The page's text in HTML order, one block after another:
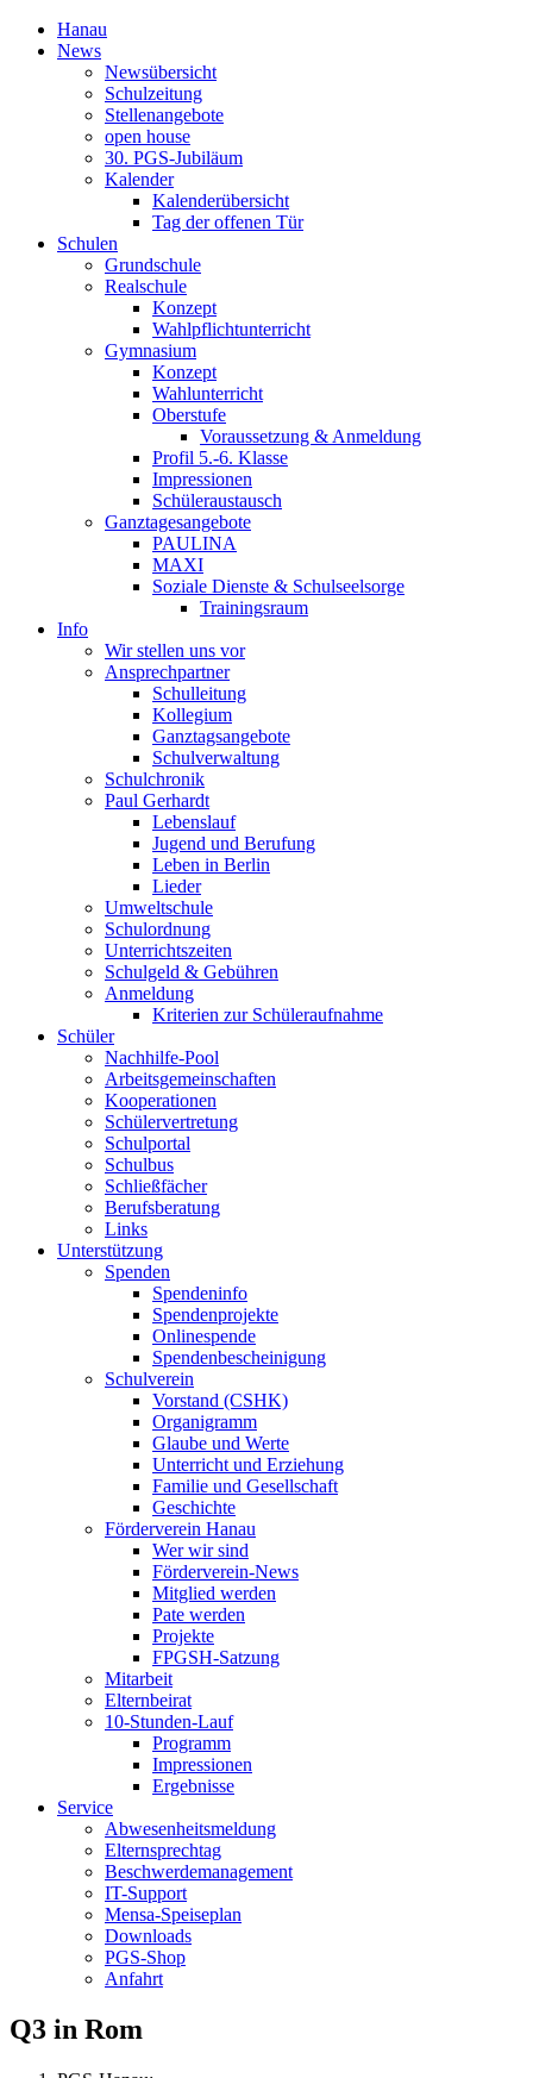
Hanau
News
Newsübersicht
Schulzeitung
Stellenangebote
open house
30. PGS-Jubiläum
Kalender
Kalenderübersicht
Tag der offenen Tür
Schulen
Grundschule
Realschule
Konzept
Wahlpflichtunterricht
Gymnasium
Konzept
Wahlunterricht
Oberstufe
Voraussetzung & Anmeldung
Profil 5.-6. Klasse
Impressionen
Schüleraustausch
Ganztagesangebote
PAULINA
MAXI
Soziale Dienste & Schulseelsorge
Trainingsraum
Info
Wir stellen uns vor
Ansprechpartner
Schulleitung
Kollegium
Ganztagsangebote
Schulverwaltung
Schulchronik
Paul Gerhardt
Lebenslauf
Jugend und Berufung
Leben in Berlin
Lieder
Umweltschule
Schulordnung
Unterrichtszeiten
Schulgeld & Gebühren
Anmeldung
Kriterien zur Schüleraufnahme
Schüler
Nachhilfe-Pool
Arbeitsgemeinschaften
Kooperationen
Schülervertretung
Schulportal
Schulbus
Schließfächer
Berufsberatung
Links
Unterstützung
Spenden
Spendeninfo
Spendenprojekte
Onlinespende
Spendenbescheinigung
Schulverein
Vorstand (CSHK)
Organigramm
Glaube und Werte
Unterricht und Erziehung
Familie und Gesellschaft
Geschichte
Förderverein Hanau
Wer wir sind
Förderverein-News
Mitglied werden
Pate werden
Projekte
FPGSH-Satzung
Mitarbeit
Elternbeirat
10-Stunden-Lauf
Programm
Impressionen
Ergebnisse
Service
Abwesenheitsmeldung
Elternsprechtag
Beschwerdemanagement
IT-Support
Mensa-Speiseplan
Downloads
PGS-Shop
Anfahrt
Q3 in Rom